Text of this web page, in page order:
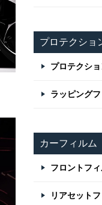
プロテクショ
プロテクシ
ラッピング
カーフィルム
フロントフ
リアセット